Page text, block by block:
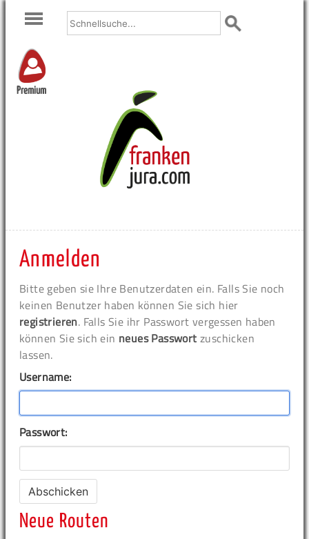
Premium
Anmelden
Bitte geben sie Ihre Benutzerdaten ein. Falls Sie noch
keinen Benutzer haben können Sie sich hier
registrieren. Falls Sie ihr Passwort vergessen haben
können Sie sich ein neues Passwort zuschicken
lassen.
Username:
Passwort:
Neue Routen